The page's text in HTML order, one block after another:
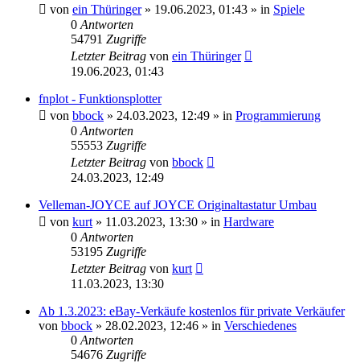
von ein Thüringer» 19.06.2023, 01:43 » in Spiele
0 Antworten
54791 Zugriffe
Letzter Beitrag von ein Thüringer
19.06.2023, 01:43
fnplot - Funktionsplotter
von bbock » 24.03.2023, 12:49 » in Programmierung
0 Antworten
55553 Zugriffe
Letzter Beitrag von bbock
24.03.2023, 12:49
Velleman-JOYCE auf JOYCE Originaltastatur Umbau
von kurt » 11.03.2023, 13:30 » in Hardware
0 Antworten
53195 Zugriffe
Letzter Beitrag von kurt
11.03.2023, 13:30
Ab 1.3.2023: eBay-Verkäufe kostenlos für private Verkäufer
von bbock » 28.02.2023, 12:46 » in Verschiedenes
0 Antworten
54676 Zugriffe